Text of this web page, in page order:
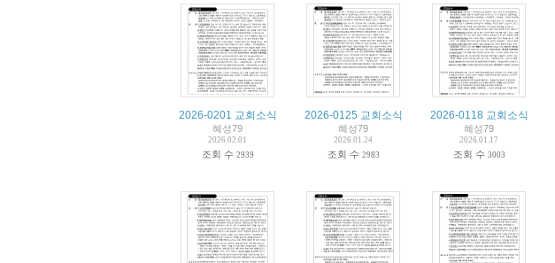
2026-0201 교회소식
혜성79
2026.02.01
조회 수 2939
2026-0125 교회소식
혜성79
2026.01.24
조회 수 2983
2026-0118 교회소식
혜성79
2026.01.17
조회 수 3003